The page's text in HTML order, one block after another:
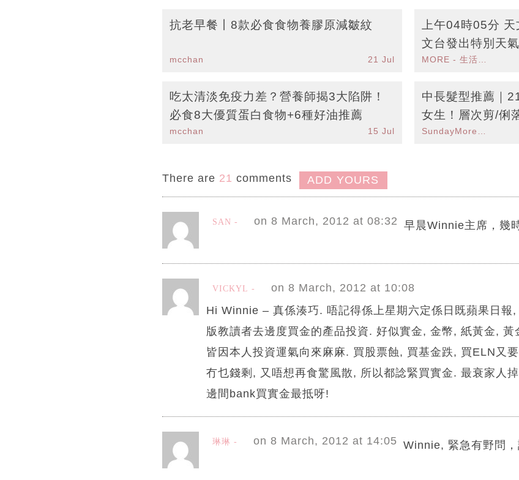
抗老早餐丨8款必食食物養膠原減皺紋
mcchan 21 Jul
上午04時05分
文台發出特別天
影響
吃太清淡免疫力差？營養師揭3大陷阱！
必食8大優質蛋白食物+6種好油推薦
mcchan 15 Jul
中長髮型推薦｜
女生！層次剪/俐
SundayMore編輯部
There are 21 comments ADD YOURS
SAN on 8 March, 2012 at 08:32 早晨Winnie主席，幾
VICKYL
on 8 March, 2012 at 10:08
Hi Winnie – 真係湊巧. 唔記得係上星期六定係日既蘋果日報
版教讀者去邊度買金的產品投資. 好似實金, 金幣, 紙黃金,
皆因本人投資運氣向來麻麻. 買股票蝕, 買基金跌, 買ELN又
冇乜錢剩, 又唔想再食驚風散, 所以都諗緊買實金. 最衰家人
邊間bank買實金最抵呀!
琳琳 on 8 March, 2012 at 14:05 Winnie, 緊急有野問